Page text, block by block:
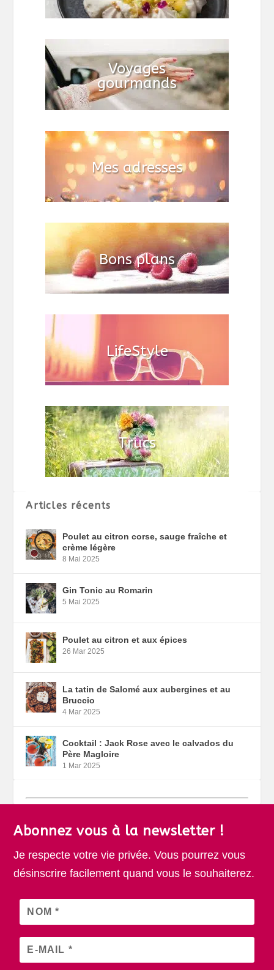
Articles récents
Poulet au citron corse, sauge fraîche et
crème légère
8 Mai 2025
Gin Tonic au Romarin
5 Mai 2025
Poulet au citron et aux épices
26 Mar 2025
La tatin de Salomé aux aubergines et au
Bruccio
4 Mar 2025
Cocktail : Jack Rose avec le calvados du
Père Magloire
1 Mar 2025
Abonnez vous à la newsletter !
Je respecte votre vie privée. Vous pourrez vous
désinscrire facilement quand vous le souhaiterez.